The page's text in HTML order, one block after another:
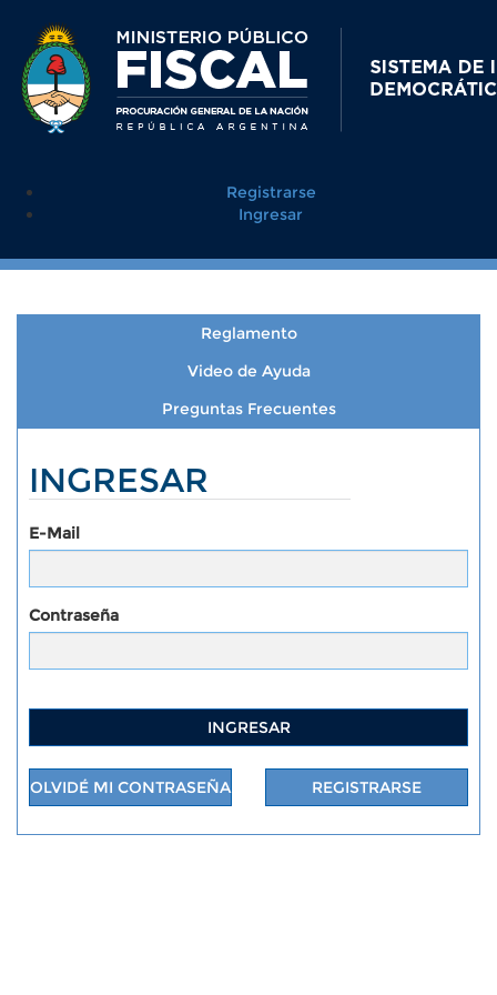
Registrarse
Ingresar
Reglamento
Video de Ayuda
Preguntas Frecuentes
INGRESAR
E-Mail
Contraseña
INGRESAR
OLVIDÉ MI CONTRASEÑA REGISTRARSE